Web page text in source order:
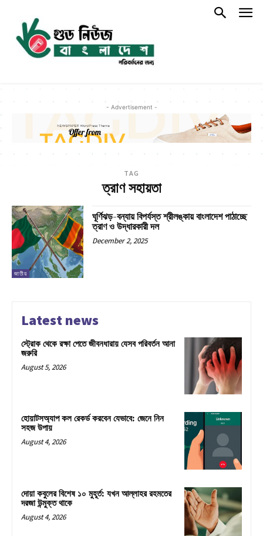
- Advertisement -
TAG
ত্রাণ সহায়তা
জাতীয়
ঘূর্ণিঝড়-বন্যায় বিপর্যস্ত শ্রীলঙ্কায় বাংলাদেশ পাঠাচ্ছে
ত্রাণ ও উদ্ধারকারী দল
December 2, 2025
Latest news
স্ট্রোক থেকে রক্ষা পেতে জীবনধারায় যেসব পরিবর্তন আনা
জরুরি
August 5, 2026
হোয়াটসঅ্যাপ কল রেকর্ড করবেন যেভাবে: জেনে নিন
সহজ উপায়
August 4, 2026
দোয়া কবুলের বিশেষ ১০ মুহূর্ত: যখন আল্লাহর রহমতের
দরজা উন্মুক্ত থাকে
August 4, 2026